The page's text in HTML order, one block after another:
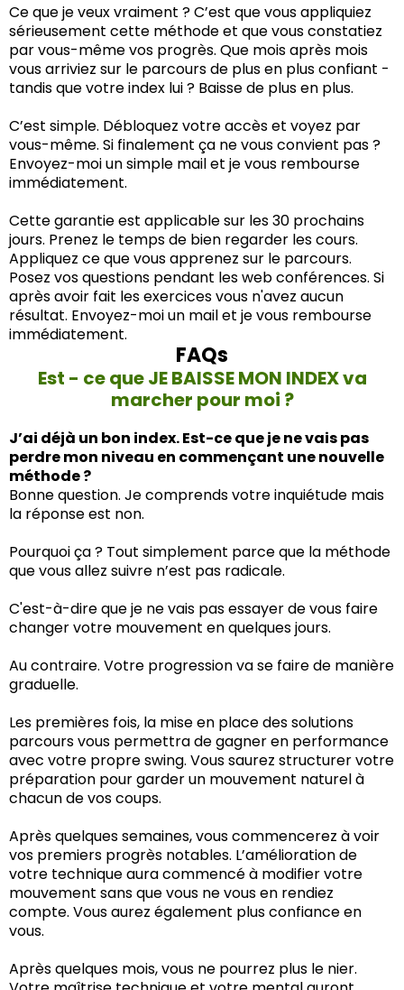
Ce que je veux vraiment ? C’est que vous appliquiez
sérieusement cette méthode et que vous constatiez
par vous-même vos progrès. Que mois après mois
vous arriviez sur le parcours de plus en plus confiant -
tandis que votre index lui ? Baisse de plus en plus.
C’est simple. Débloquez votre accès et voyez par
vous-même. Si finalement ça ne vous convient pas ?
Envoyez-moi un simple mail et je vous rembourse
immédiatement.
Cette garantie est applicable sur les 30 prochains
jours. Prenez le temps de bien regarder les cours.
Appliquez ce que vous apprenez sur le parcours.
Posez vos questions pendant les web conférences. Si
après avoir fait les exercices vous n'avez aucun
résultat. Envoyez-moi un mail et je vous rembourse
immédiatement.
FAQs
Est - ce que JE BAISSE MON INDEX va
marcher pour moi ?
J’ai déjà un bon index. Est-ce que je ne vais pas
perdre mon niveau en commençant une nouvelle
méthode ?
Bonne question. Je comprends votre inquiétude mais
la réponse est non.
Pourquoi ça ? Tout simplement parce que la méthode
que vous allez suivre n’est pas radicale.
C'est-à-dire que je ne vais pas essayer de vous faire
changer votre mouvement en quelques jours.
Au contraire. Votre progression va se faire de manière
graduelle.
Les premières fois, la mise en place des solutions
parcours vous permettra de gagner en performance
avec votre propre swing. Vous saurez structurer votre
préparation pour garder un mouvement naturel à
chacun de vos coups.
Après quelques semaines, vous commencerez à voir
vos premiers progrès notables. L’amélioration de
votre technique aura commencé à modifier votre
mouvement sans que vous ne vous en rendiez
compte. Vous aurez également plus confiance en
vous.
Après quelques mois, vous ne pourrez plus le nier.